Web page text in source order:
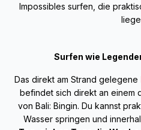
Impossibles surfen, die
Surfen wie
Das direkt am Strand gelegene
befindet sich direkt an einem
von Bali: Bingin. Du kannst
Wasser springen und